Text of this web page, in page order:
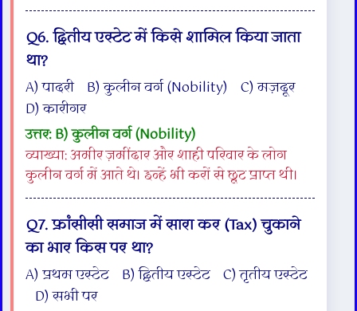
Q6. द्वितीय एस्टेट में किसे शामिल किया जाता
था?
A) पादरी B) कुलीन वर्ग (Nobility) C) मज़दूर
D) कारीगर
उत्तर: B) कुलीन वर्ग (Nobility)
व्याख्या: अमीर ज़मींदार और शाही परिवार के लोग
कुलीन वर्ग में आते थे। इन्हें भी करों से छूट प्राप्त थी।
Q7. फ्रांसीसी समाज में सारा कर (Tax) चुकाने
का भार किस पर था?
A) प्रथम एस्टेट B) द्वितीय एस्टेट C) तृतीय एस्टेट
D) सभी पर